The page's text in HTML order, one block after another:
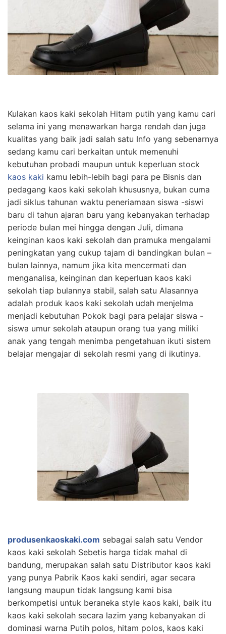
Kulakan kaos kaki sekolah Hitam putih yang kamu cari
selama ini yang menawarkan harga rendah dan juga
kualitas yang baik jadi salah satu Info yang sebenarnya
sedang kamu cari berkaitan untuk memenuhi
kebutuhan probadi maupun untuk keperluan stock
kaos kaki kamu lebih-lebih bagi para pe Bisnis dan
pedagang kaos kaki sekolah khususnya, bukan cuma
jadi siklus tahunan waktu peneriamaan siswa -siswi
baru di tahun ajaran baru yang kebanyakan terhadap
periode bulan mei hingga dengan Juli, dimana
keinginan kaos kaki sekolah dan pramuka mengalami
peningkatan yang cukup tajam di bandingkan bulan –
bulan lainnya, namum jika kita mencermati dan
menganalisa, keinginan dan keperluan kaos kaki
sekolah tiap bulannya stabil, salah satu Alasannya
adalah produk kaos kaki sekolah udah menjelma
menjadi kebutuhan Pokok bagi para pelajar siswa -
siswa umur sekolah ataupun orang tua yang miliki
anak yang tengah menimba pengetahuan ikuti sistem
belajar mengajar di sekolah resmi yang di ikutinya.
produsenkaoskaki.com sebagai salah satu Vendor
kaos kaki sekolah Sebetis harga tidak mahal di
bandung, merupakan salah satu Distributor kaos kaki
yang punya Pabrik Kaos kaki sendiri, agar secara
langsung maupun tidak langsung kami bisa
berkompetisi untuk beraneka style kaos kaki, baik itu
kaos kaki sekolah secara lazim yang kebanyakan di
dominasi warna Putih polos, hitam polos, kaos kaki